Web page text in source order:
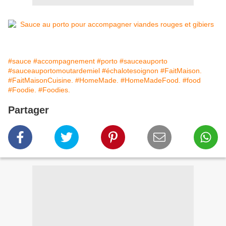
#sauce #accompagnement #porto #sauceauporto
#sauceauportomoutardemiel #échalotesoignon #FaitMaison.
#FaitMaisonCuisine. #HomeMade. #HomeMadeFood. #food
#Foodie. #Foodies.
Partager